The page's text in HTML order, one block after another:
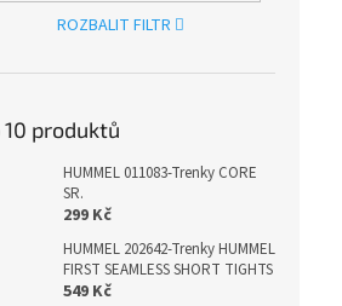
ROZBALIT FILTR
10 produktů
HUMMEL 011083-Trenky CORE
SR.
299 Kč
HUMMEL 202642-Trenky HUMMEL
FIRST SEAMLESS SHORT TIGHTS
549 Kč